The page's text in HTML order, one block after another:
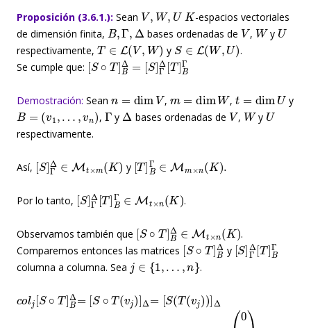
Proposición (3.6.1.): Sean
V, W,U K
-espacios vectoriales
de dimensión finita,
B,Γ,Δ
bases ordenadas de
V
,
W
y
U
respectivamente,
T∈L(V,W)
y
S∈L(W,U)
.
Se cumple que:
[S∘ T]BΔ=
[S]Γ Δ[T]B Γ
Demostración: Sean
dim
,
dim W
,
dim U
y
B=(v1,…,vn)
,
Γ
y
Δ
bases ordenadas de
V
,
W
y
U
respectivamente.
Así,
[ S] Γ M m(K)
y
[T]B M n(K)
Por lo tanto,
[ S] Γ Δ[T] ∈ M n(K
.
Observamos también que
[ S∘ T]BΔ M t K)
.
Comparemos entonces las matrices
[S∘ T]BΔ
y
[S] Γ Δ[T]
columna a columna. Sea
j∈{1,…,n}
.
ol [ S T]BΔ S ∘ (vj) Δ S(T(vj Δ